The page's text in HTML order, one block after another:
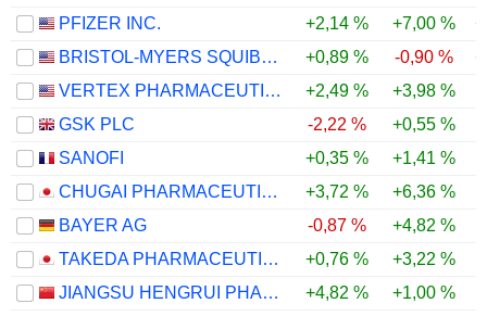
PFIZER INC.
+2,14 % +7,00 %
BRISTOL-MYERS SQUIBB COMPANY
+0,89 % -0,90 %
VERTEX PHARMACEUTICALS INCORPORATED
+2,49 % +3,98 %
GSK PLC
-2,22 % +0,55 %
SANOFI
+0,35 % +1,41 %
CHUGAI PHARMACEUTICAL CO., LTD.
+3,72 % +6,36 %
BAYER AG
-0,87 % +4,82 %
TAKEDA PHARMACEUTICAL COMPANY LIMITED
+0,76 % +3,22 %
JIANGSU HENGRUI PHARMACEUTICALS CO.,LTD
+4,82 % +1,00 %